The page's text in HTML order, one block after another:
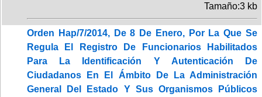
Tamaño:3 kb
Orden Hap/7/2014, De 8 De Enero, Por La Que Se
Regula El Registro De Funcionarios Habilitados
Para La Identificación Y Autenticación De
Ciudadanos En El Ámbito De La Administración
General Del Estado Y Sus Organismos Públicos